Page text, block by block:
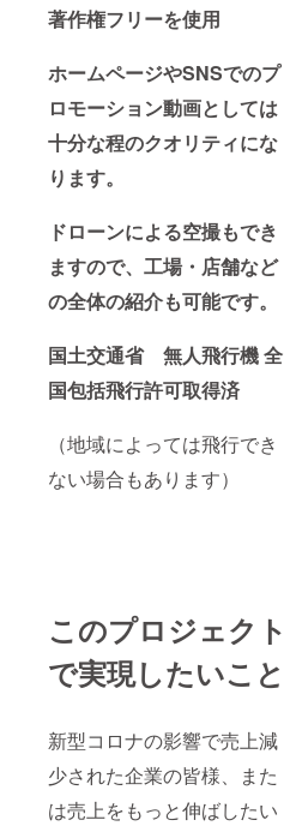
著作権フリーを使用
ホームページやSNSでのプ
ロモーション動画としては
十分な程のクオリティにな
ります。
ドローンによる空撮もでき
ますので、工場・店舗など
の全体の紹介も可能です。
国土交通省 無人飛行機 全
国包括飛行許可取得済
（地域によっては飛行でき
ない場合もあります）
このプロジェクト
で実現したいこと
新型コロナの影響で売上減
少された企業の皆様、また
は売上をもっと伸ばしたい